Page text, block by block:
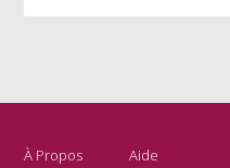
À Propos Aide